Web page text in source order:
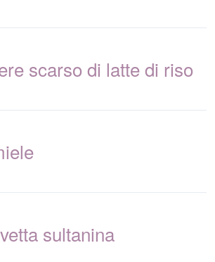
scarso di latte di riso
sultanina